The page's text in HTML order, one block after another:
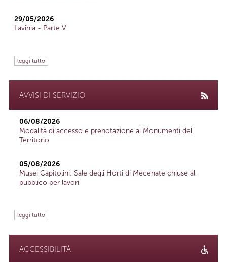
29/05/2026
Lavinia - Parte V
leggi tutto
AVVISI DI SERVIZIO
06/08/2026
Modalità di accesso e prenotazione ai Monumenti del
Territorio
05/08/2026
Musei Capitolini: Sale degli Horti di Mecenate chiuse al
pubblico per lavori
leggi tutto
ACCESSIBILITÀ